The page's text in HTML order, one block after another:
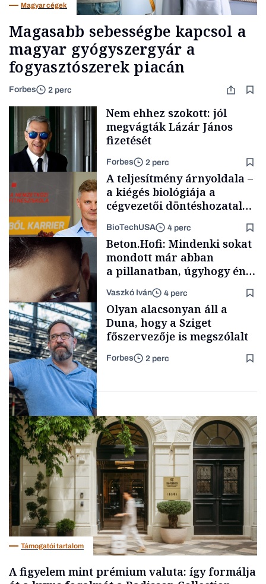
Magyar cégek
Magasabb sebességbe kapcsol a
magyar gyógyszergyár a
fogyasztószerek piacán
Forbes 2 perc
Politika
Nem ehhez szokott: jól
megvágták Lázár János
fizetését
Forbes 2 perc
Content Lab HUB
A teljesítmény árnyoldala –
a kiégés biológiája a
cégvezetői döntéshozatal
BioTechUSA 4 perc
Forbes-sztori
Beton.Hofi: Mindenki sokat
mondott már abban
a pillanatban, úgyhogy én
a legsarkosabb
gondolataimat akartam
kimondani
Vaszkó Iván 4 perc
Társadalom
Olyan alacsonyan áll a
Duna, hogy a Sziget
főszervezője is megszólalt
Forbes 2 perc
Támogatói tartalom
A figyelem mint prémium valuta: így formálja